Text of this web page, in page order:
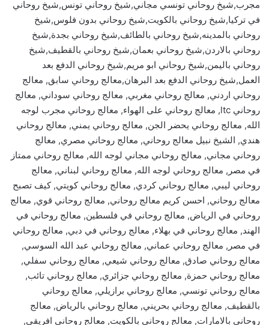
مجرب,شيخ روحاني تونسي مجاني,شيخ روحاني تونس,شيخ روحاني
في تركيا,شيخ روحاني بالكويت,شيخ روحاني بدون فلوس,شيخ
روحاني بالمدينه,شيخ روحاني بالطائف,شيخ روحاني بجدة,شيخ
روحاني بالاردن,شيخ روحاني بعمان,شيخ روحاني بالقطيف,شيخ
روحاني باليمن,شيخ روحاني ابو مريم,شيخ روحاني الدفع بعد
العمل,شيخ روحاني الدفع بعد البرهان,معالج روحاني سابق, معالج
روحاني اردني, معالج روحاني مغربي, معالج روحاني سوداني, معالج
روحاني ltc, معالج روحاني على الهواء, معالج روحاني مجرب لوجه
الله, معالج روحاني يحضر الجن, معالج روحاني يمني, معالج روحاني
هندي, الشيخ نبيل معالج روحاني, معالج روحاني مصري, معالج
روحاني مجاني, معالج روحاني مجاني لوجه الله, معالج روحاني ممتاز
في مصر, معالج روحاني لوجه الله, معالج روحاني لبناني, معالج
روحاني ليبي, معالج روحاني كردي, معالج روحاني كويتي, كيف تصبح
معالج روحاني, احسن كريم معالج روحاني, معالج روحاني قوي, معالج
روحاني في الرياض, معالج روحاني في فلسطين, معالج روحاني في
الهند, معالج روحاني في بهلاء, معالج روحاني في دبي, معالج روحاني
في مصر, معالج روحاني عماني, معالج روحاني عبد الله السوسي,
معالج روحاني صادق, معالج روحاني شيعي, معالج روحاني سفلي,
معالج روحاني حمزة, معالج روحاني جزائري, معالج روحاني تائب,
معالج روحاني تونسي, معالج روحاني برازيلي, معالج روحاني
بالقطيف, معالج روحاني بحريني, معالج روحاني بالرياض, معالج
روحاني بالامارات, معالج روحاني بالكويت, معالج روحاني افريقي,